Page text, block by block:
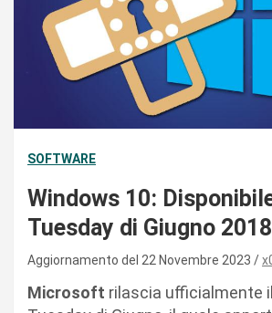
SOFTWARE
Windows 10:
Tuesday di Giugno 2018
Aggiornamento del 22 Novembre 2023
Microsoft rilascia ufficialmente